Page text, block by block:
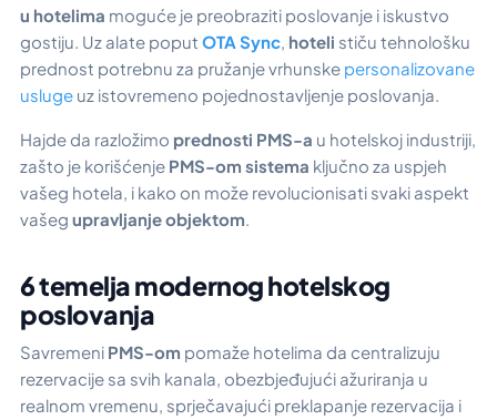
u hotelima moguće je preobraziti poslovanje i iskustvo
gostiju. Uz alate poput OTA Sync hoteli stiču tehnološku
prednost potrebnu za pružanje vrhunske personalizovane
usluge uz istovremeno pojednostavljenje poslovanja.
Hajde da razložimo prednosti PMS-a u hotelskoj industriji,
zašto je korišćenje PMS-om sistema ključno za uspjeh
vašeg hotela, i kako on može revolucionisati svaki aspekt
vašeg upravljanje objektom.
6 temelja modernog hotelskog
poslovanja
Savremeni PMS-om pomaže hotelima da centralizuju
rezervacije sa svih kanala, obezbjeđujući ažuriranja u
realnom vremenu, sprječavajući preklapanje rezervacija i